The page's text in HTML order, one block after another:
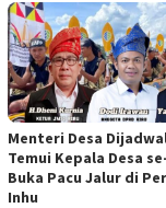
Menteri Desa
Temui Kepala Desa
Buka Pacu Jalur di
Inhu